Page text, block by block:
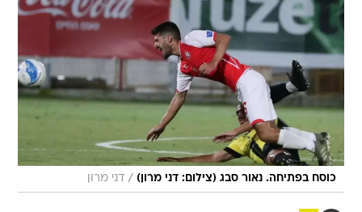
כוסח בפתיחה. נאור סבג (צילום: דני מרון) / דני מרון